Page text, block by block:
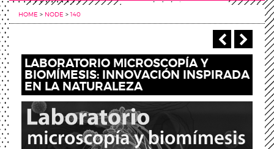
HOME > NODE > 140
‹
LABORATORIO MICROSCOPÍA Y
BIOMÍMESIS: INNOVACIÓN INSPIRADA
EN LA NATURALEZA